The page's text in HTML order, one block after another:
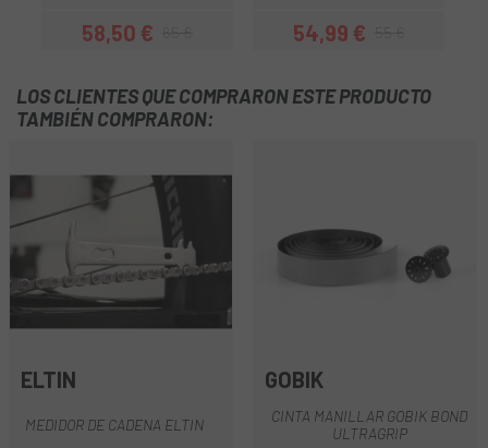
Precio
58,50 €Precio regular Precio
54,99 €Precio regular
LOS CLIENTES QUE COMPRARON ESTE PRODUCTO
TAMBIÉN COMPRARON:
ELTIN
MEDIDOR DE CADENA ELTIN
GOBIK
CINTA MANILLAR GOBIK BOND
ULTRAGRIP